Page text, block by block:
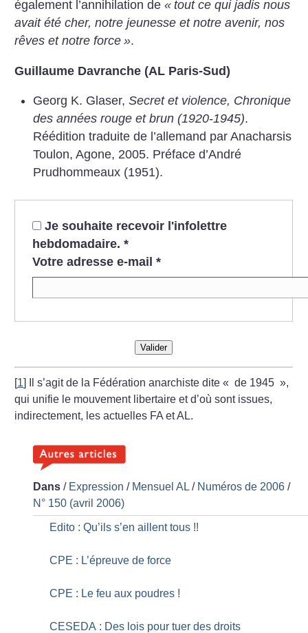
également l’annihilation de« tout ce qui jadis nous
avait été cher, notre jeunesse et notre avenir, nos
rêves et notre force ».
Guillaume Davranche (AL Paris-Sud)
Georg K. Glaser, Secret et violence, Chronique
des années rouge et brun (1920-1945).
Réédition traduite de l’allemand par Anacharsis
Toulon, Agone, 2005. Préface d’André
Prudhommeaux (1951).
Je souhaite recevoir l'infolettre
hebdomadaire. *
Votre adresse e-mail *
Valider
[1] Il s’agit de la Fédération anarchiste dite « de 1945 »,
qui unifie le mouvement libertaire et d’où sont issues,
indirectement, les actuelles FA et AL.
Dans / Expression / Mensuel AL / Numéros de 2006 /
N° 150 (avril 2006)
Edito : Qu’ils s’en aillent tous !!
CPE : L’épreuve de force
CPE : Le feu aux poudres !
CESEDA : Des lois pour tuer des droits